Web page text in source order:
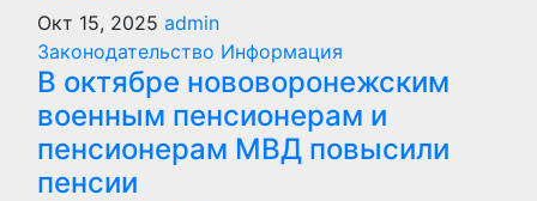
Окт 15, 2025 admin
Законодательство Информация
В октябре нововоронежским
военным пенсионерам и
пенсионерам МВД повысили
пенсии